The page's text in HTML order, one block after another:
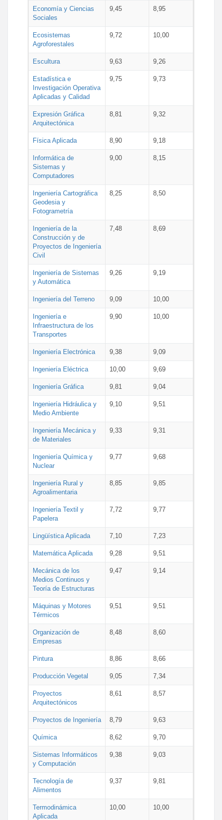
Economía y Ciencias
Sociales
9,45 8,95
Ecosistemas
Agroforestales
9,72 10,00
Escultura 9,63 9,26
Estadística e
Investigación Operativa
Aplicadas y Calidad
9,75 9,73
Expresión Gráfica
Arquitectónica
8,81 9,32
Física Aplicada 8,90 9,18
Informática de
Sistemas y
Computadores
9,00 8,15
Ingeniería Cartográfica
Geodesia y
Fotogrametría
8,25 8,50
Ingeniería de la
Construcción y de
Proyectos de Ingeniería
Civil
7,48 8,69
Ingeniería de Sistemas
y Automática
9,26 9,19
Ingeniería del Terreno 9,09 10,00
Ingeniería e
Infraestructura de los
Transportes
9,90 10,00
Ingeniería Electrónica 9,38 9,09
Ingeniería Eléctrica 10,00 9,69
Ingeniería Gráfica 9,81 9,04
Ingeniería Hidráulica y
Medio Ambiente
9,10 9,51
Ingeniería Mecánica y
de Materiales
9,33 9,31
Ingeniería Química y
Nuclear
9,77 9,68
Ingeniería Rural y
Agroalimentaria
8,85 9,85
Ingeniería Textil y
Papelera
7,72 9,77
Lingüística Aplicada 7,10 7,23
Matemática Aplicada 9,28 9,51
Mecánica de los
Medios Continuos y
Teoría de Estructuras
9,47 9,14
Máquinas y Motores
Térmicos
9,51 9,51
Organización de
Empresas
8,48 8,60
Pintura 8,86 8,66
Producción Vegetal 9,05 7,34
Proyectos
Arquitectónicos
8,61 8,57
Proyectos de Ingeniería 8,79 9,63
Química 8,62 9,70
Sistemas Informáticos
y Computación
9,38 9,03
Tecnología de
Alimentos
9,37 9,81
Termodinámica
Aplicada
10,00 10,00